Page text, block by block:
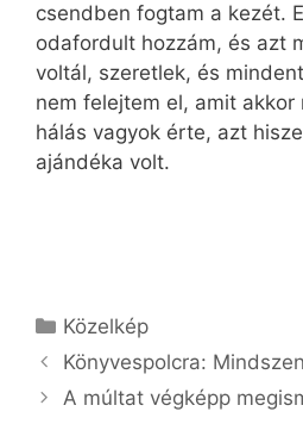
csendben fogtam a kezét.
odafordult hozzám, és azt
voltál, szeretlek, és
nem felejtem el, amit akkor
hálás vagyok érte, azt
ajándéka volt.
Kategória
Közelkép
Könyvespolcra:
A múltat végképp